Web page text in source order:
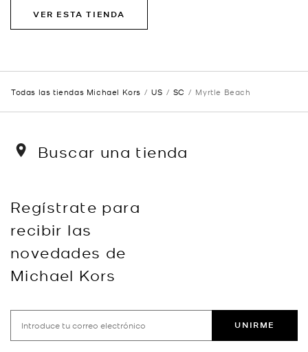
VER ESTA TIENDA
Todas las tiendas Michael Kors US SC Myrtle Beach
Buscar una tienda
Regístrate para
recibir las
novedades de
Michael Kors
UNIRME